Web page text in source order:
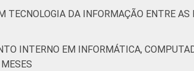
DA INFORMAÇÃO ENTRE AS
INTERNO EM INFORMÁTICA,